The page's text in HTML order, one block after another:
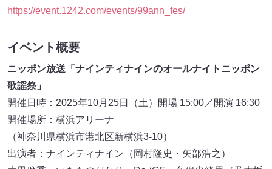
https://event.1242.com/events/99ann_fes/
イベント概要
ニッポン放送「ナインティナインのオールナイトニッポン
歌謡祭」
開催日時：2025年10月25日（土）開場 15:00／開演 16:30
開催場所：横浜アリーナ
（神奈川県横浜市港北区新横浜3-10）
出演者：ナインティナイン（岡村隆史・矢部浩之）